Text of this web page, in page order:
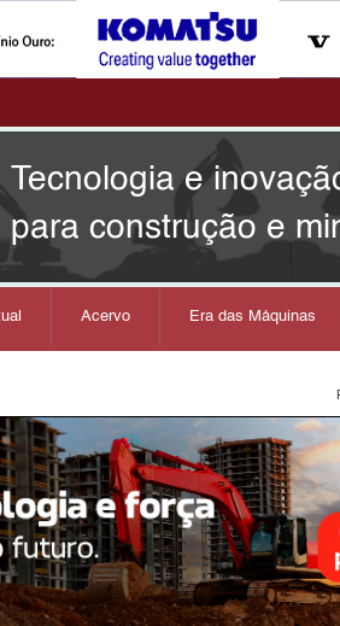
Tecnologia e
para construção e
Acervo Era das Máquinas